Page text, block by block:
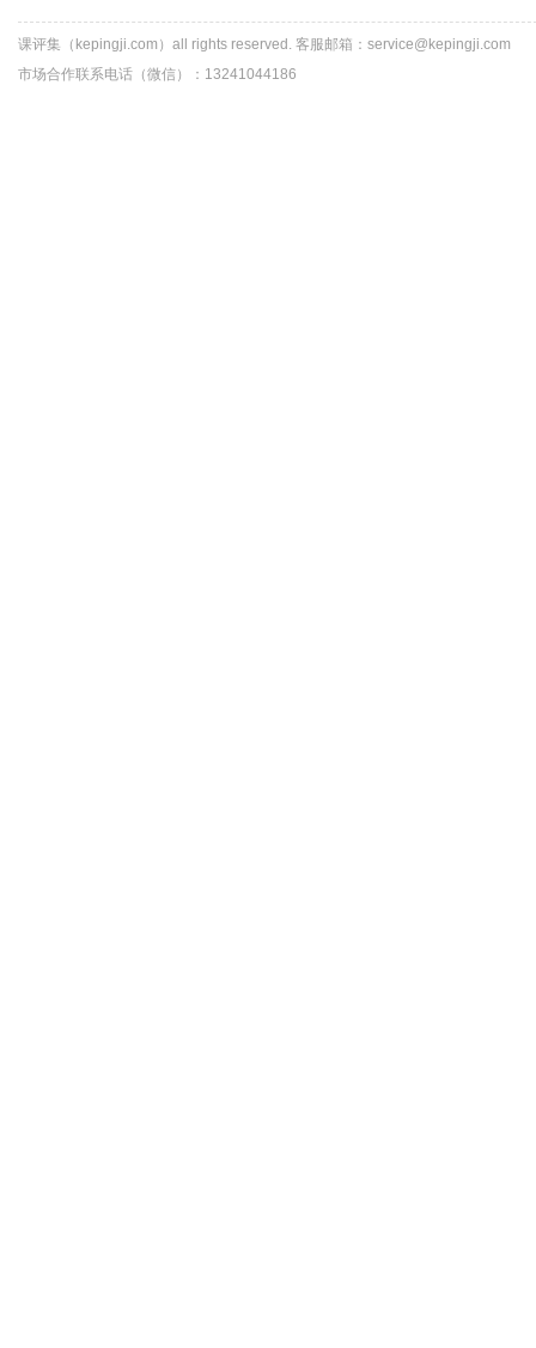
课评集（kepingji.com）all rights reserved. 客服邮箱：service@kepingji.com
市场合作联系电话（微信）：13241044186